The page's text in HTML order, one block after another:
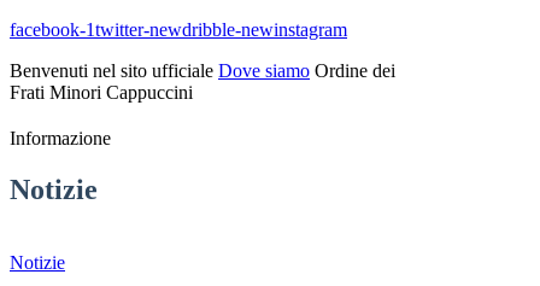
facebook-1twitter-newdribble-newinstagram
Benvenuti nel sito ufficiale Dove siamo Ordine dei
Frati Minori Cappuccini
Informazione
Notizie
Notizie